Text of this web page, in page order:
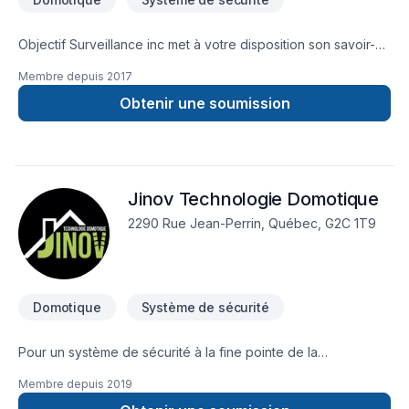
Objectif Surveillance inc met à votre disposition son savoir-
espaces à Abitibi-Témiscamingue,Capitale-Nationale,Centre
du Québec,Chaudière-Appalaches,Eastern
réalité. Contactez-nous dès maintenant.
Membre depuis 2017
Obtenir une soumission
Jinov Technologie Domotique
2290 Rue Jean-Perrin, Québec, G2C 1T9
Domotique Système de sécurité
Pour un système de sécurité à la fine pointe de la
intelligent! La technologie est à votre portée! Pour un service
Membre depuis 2019